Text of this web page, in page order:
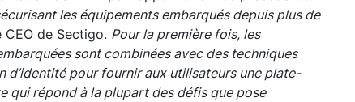
les équipements embarqués depuis plus de
de Sectigo. Pour la première fois, les
sont combinées avec des techniques
d’identité pour fournir aux utilisateurs une plate-
qui répond à la plupart des défis que pose